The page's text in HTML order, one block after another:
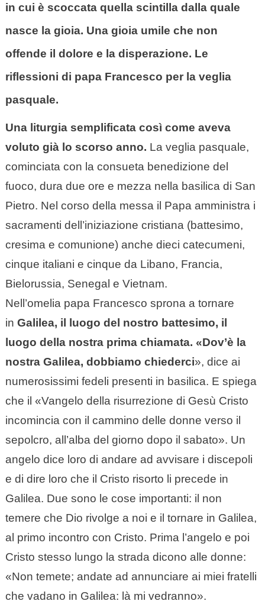
in cui è scoccata quella scintilla dalla quale
nasce la gioia. Una gioia umile che non
offende il dolore e la disperazione. Le
riflessioni di papa Francesco per la veglia
pasquale.
Una liturgia semplificata così come aveva
voluto già lo scorso anno. La veglia pasquale,
cominciata con la consueta benedizione del
fuoco, dura due ore e mezza nella basilica di San
Pietro. Nel corso della messa il Papa amministra i
sacramenti dell’iniziazione cristiana (battesimo,
cresima e comunione) anche dieci catecumeni,
cinque italiani e cinque da Libano, Francia,
Bielorussia, Senegal e Vietnam.
Nell’omelia papa Francesco sprona a tornare
in Galilea, il luogo del nostro battesimo, il
luogo della nostra prima chiamata. «Dov’è la
nostra Galilea, dobbiamo chiederci», dice ai
numerosissimi fedeli presenti in basilica. E spiega
che il «Vangelo della risurrezione di Gesù Cristo
incomincia con il cammino delle donne verso il
sepolcro, all’alba del giorno dopo il sabato». Un
angelo dice loro di andare ad avvisare i discepoli
e di dire loro che il Cristo risorto li precede in
Galilea. Due sono le cose importanti: il non
temere che Dio rivolge a noi e il tornare in Galilea,
al primo incontro con Cristo. Prima l’angelo e poi
Cristo stesso lungo la strada dicono alle donne:
«Non temete; andate ad annunciare ai miei fratelli
che vadano in Galilea: là mi vedranno».